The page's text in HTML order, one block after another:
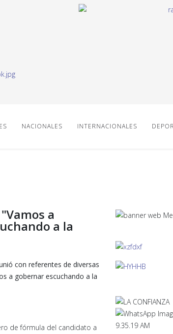
NACIONALES INTERNACIONALES
a
a la
con referentes de diversas
a gobernar escuchando a la
de fórmula del candidato a